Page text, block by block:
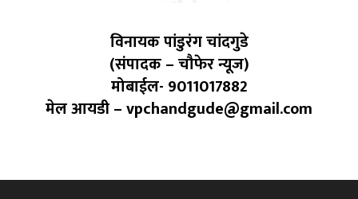
विनायक पांडुरंग चांदगुडे
(संपादक – चौफेर न्यूज)
मोबाईल- 9011017882
मेल आयडी – vpchandgude@gmail.com